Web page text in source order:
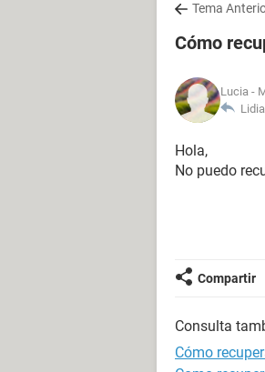
Tema
Cómo
Lucia -
Hola,
No puedo
Compartir
Consulta
Cómo